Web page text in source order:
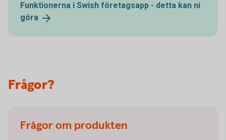
Funktionerna i Swish företagsapp - detta kan ni
göra
Frågor?
Frågor om produkten